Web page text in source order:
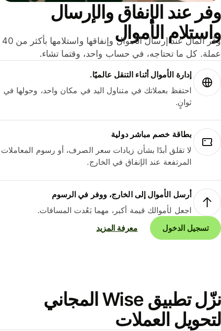
عند الإنفاق والإرسال
الأموال
وفّر المال عند إرسال الأموال وإنفاقها واستلامها بأكثر من 40
كل ما تحتاجه، في حساب واحد، وقتما تشاء.
إدارة الأموال أثناء التنقل عالميًا.
احتفظ بعملاتك في متناول اليد في مكان واحد، وحولها في
ثوانٍ.
بطاقة خصم مباشر دولية
لا تقلق أبدًا بشأن زيادات سعر الصرف، أو رسوم المعاملات
المرتفعة عند الإنفاق في الخارج.
أرسل الأموال إلى الخارج، ووفر في الرسوم
اجعل لأموالك قيمة أكبر، مهما بَعُدت المسافات.
تسجيل الدخول
معرفة المزيد
نزّل تطبيق Wise المجاني
العملات